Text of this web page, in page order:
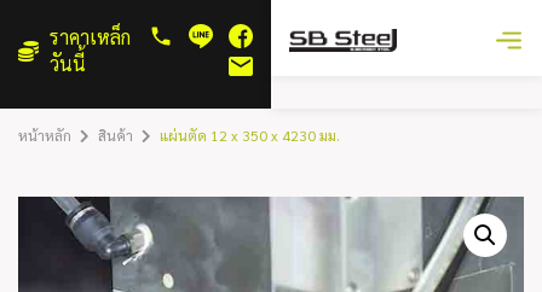
ราคาเหล็ก
วันนี้
หน้าหลัก สินค้า แผ่นตัด 12 x 350 x 4230 มม.